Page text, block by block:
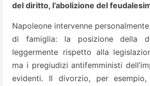
del diritto, l’abolizione del
Napoleone intervenne
di famiglia: la posizione della
leggermente rispetto alla
ma i pregiudizi antifemministi
evidenti. Il divorzio, per esempio,